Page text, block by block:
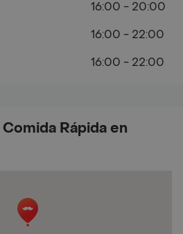
Rápida en
16:00 - 20:00
16:00 - 22:00
16:00 - 22:00